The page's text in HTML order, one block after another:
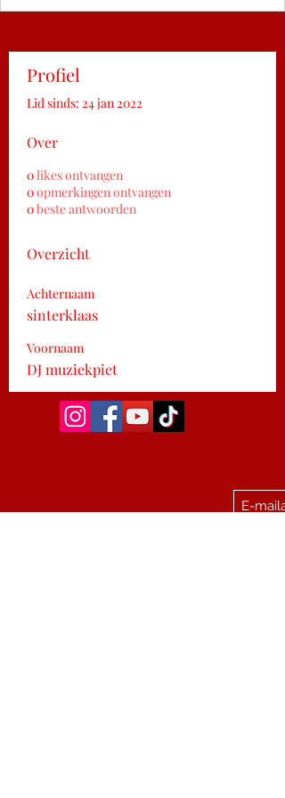
Profiel
Lid sinds: 24 jan 2022
Over
0likes ontvangen
0opmerkingen ontvangen
0beste antwoorden
Overzicht
Achternaam
sinterklaas
Voornaam
DJ muziekpiet